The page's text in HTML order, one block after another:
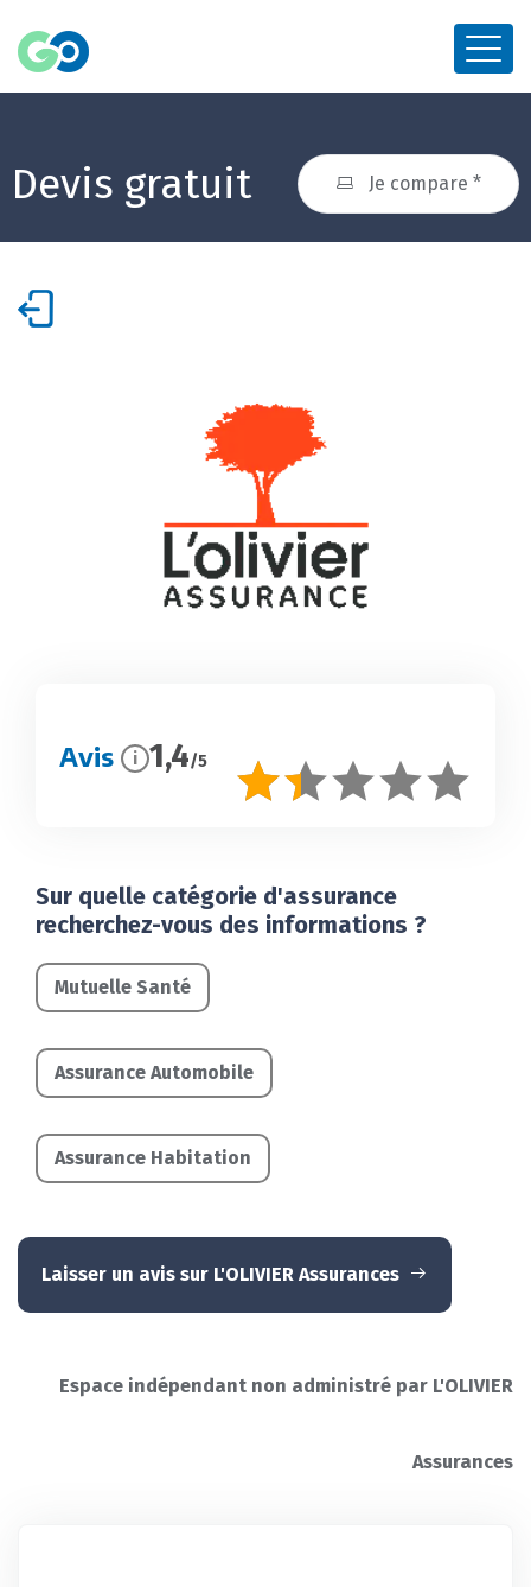
Devis gratuit Je compare *
Avis i 1,4/5
Sur quelle catégorie d'assurance
recherchez-vous des informations ?
Mutuelle Santé
Assurance Automobile
Assurance Habitation
Laisser un avis sur L'OLIVIER Assurances
Espace indépendant non administré par L'OLIVIER
Assurances